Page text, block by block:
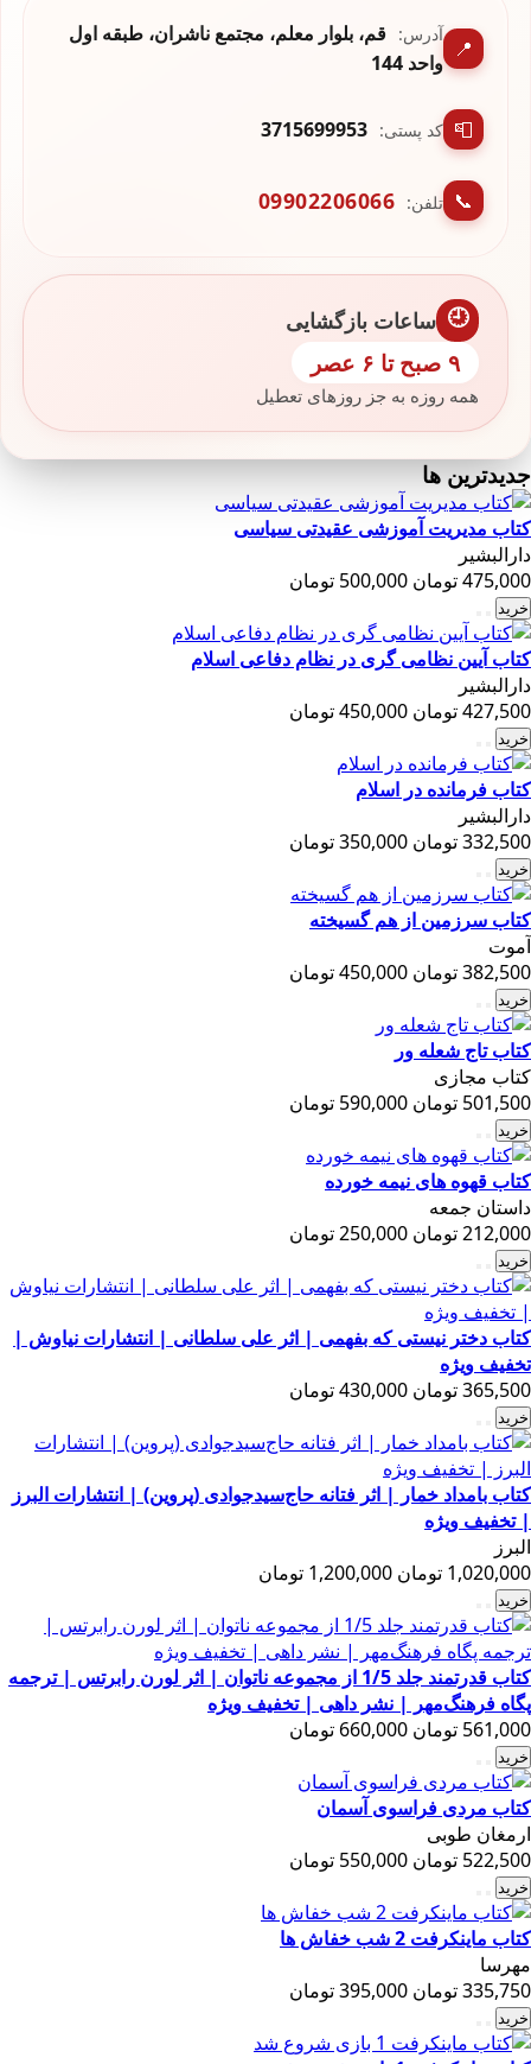
📍
آدرس: قم، بلوار معلم، مجتمع ناشران، طبقه اول
واحد 144
📮 کد پستی: 3715699953
📞 تلفن: 09902206066
🕘 ساعات بازگشایی
۹ صبح تا ۶ عصر
همه روزه به جز روزهای تعطیل
جديدترين ها
کتاب مدیریت آموزشی عقیدتی سیاسی
دارالبشیر
475,000 تومان
500,000 تومان
خرید
کتاب آیین نظامی گری در نظام دفاعی اسلام
دارالبشیر
427,500 تومان
450,000 تومان
خرید
کتاب فرمانده در اسلام
دارالبشیر
332,500 تومان
350,000 تومان
خرید
کتاب سرزمین از هم گسیخته
آموت
382,500 تومان
450,000 تومان
خرید
کتاب تاج شعله ور
کتاب مجازی
501,500 تومان
590,000 تومان
خرید
کتاب قهوه های نیمه خورده
داستان جمعه
212,000 تومان
250,000 تومان
خرید
کتاب دختر نیستی که بفهمی | اثر علی سلطانی | انتشارات نیاوش |
تخفیف ویژه
365,500 تومان
430,000 تومان
خرید
کتاب بامداد خمار | اثر فتانه حاج‌سیدجوادی (پروین) | انتشارات البرز
| تخفیف ویژه
البرز
1,020,000 تومان
1,200,000 تومان
خرید
کتاب قدرتمند جلد 1/5 از مجموعه ناتوان | اثر لورن رابرتس | ترجمه
پگاه فرهنگ‌مهر | نشر داهی | تخفیف ویژه
561,000 تومان
660,000 تومان
خرید
کتاب مردی فراسوی آسمان
ارمغان طوبی
522,500 تومان
550,000 تومان
خرید
کتاب ماینکرفت 2 شب خفاش ها
مهرسا
335,750 تومان
395,000 تومان
خرید